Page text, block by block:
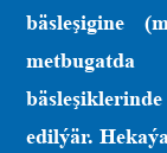
bäsleşigine
edilýär.